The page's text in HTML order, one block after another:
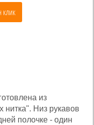
клик
из
нитка". Низ рукавов
полочке - один